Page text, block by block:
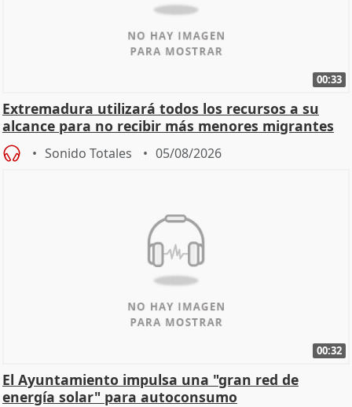
00:33
Extremadura utilizará todos los recursos a su
alcance para no recibir más menores migrantes
Sonido Totales 05/08/2026
00:32
El Ayuntamiento impulsa una "gran red de
energía solar" para autoconsumo